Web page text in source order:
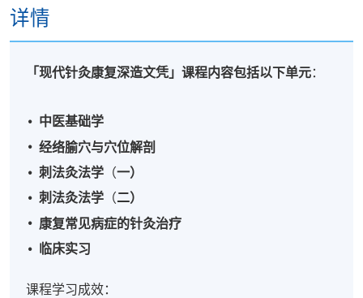
详情
「现代针灸康复深造文凭」课程内容包括以下单元：
中医基础学
经络腧穴与穴位解剖
刺法灸法学 （一）
刺法灸法学 （二）
康复常见病症的针灸治疗
临床实习
课程学习成效：